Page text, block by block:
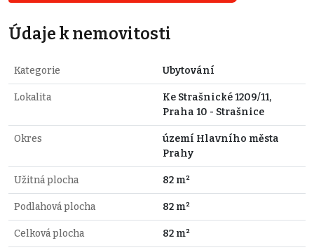
Údaje k nemovitosti
Kategorie Ubytování
Lokalita
Ke Strašnické 1209/11,
Praha 10 - Strašnice
Okres
území Hlavního města
Prahy
Užitná plocha 82 m²
Podlahová plocha 82 m²
Celková plocha 82 m²